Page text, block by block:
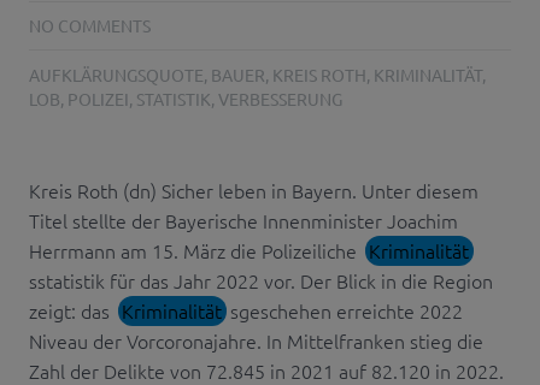
NO COMMENTS
AUFKLÄRUNGSQUOTE, BAUER, KREIS ROTH, KRIMINALITÄT,
LOB, POLIZEI, STATISTIK, VERBESSERUNG
Kreis Roth (dn) Sicher leben in Bayern. Unter diesem
Titel stellte der Bayerische Innenminister Joachim
Herrmann am 15. März die Polizeiliche Kriminalität
sstatistik für das Jahr 2022 vor. Der Blick in die Region
zeigt: das Kriminalität sgeschehen erreichte 2022
Niveau der Vorcoronajahre. In Mittelfranken stieg die
Zahl der Delikte von 72.845 in 2021 auf 82.120 in 2022.